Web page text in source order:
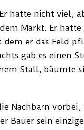
hatte nicht viel,
Markt. Er
er das Feld
gab es einen
Stall, bäumte
Nachbarn
Bauer sein